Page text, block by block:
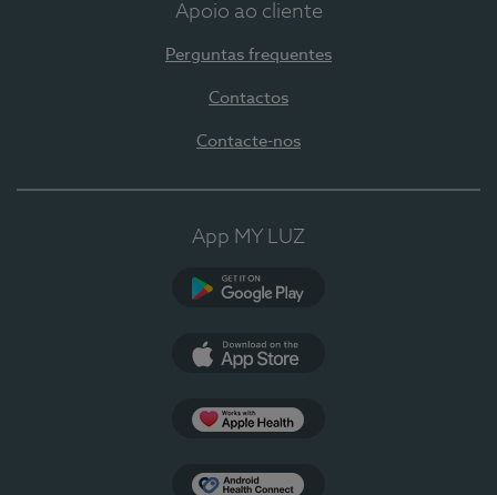
Apoio ao cliente
Perguntas frequentes
Contactos
Contacte-nos
App MY LUZ